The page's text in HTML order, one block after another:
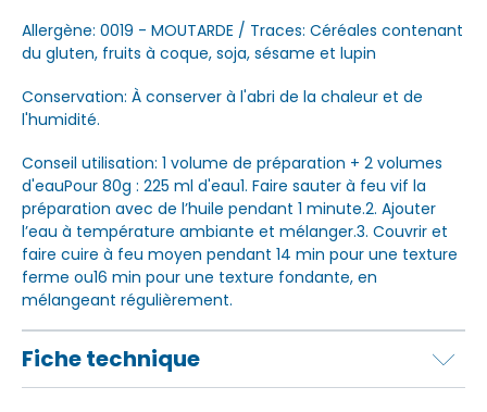
Allergène: 0019 - MOUTARDE / Traces: Céréales contenant
du gluten, fruits à coque, soja, sésame et lupin
Conservation: À conserver à l'abri de la chaleur et de
l'humidité.
Conseil utilisation: 1 volume de préparation + 2 volumes
d'eauPour 80g : 225 ml d'eau1. Faire sauter à feu vif la
préparation avec de l’huile pendant 1 minute.2. Ajouter
l’eau à température ambiante et mélanger.3. Couvrir et
faire cuire à feu moyen pendant 14 min pour une texture
ferme ou16 min pour une texture fondante, en
mélangeant régulièrement.
Fiche technique